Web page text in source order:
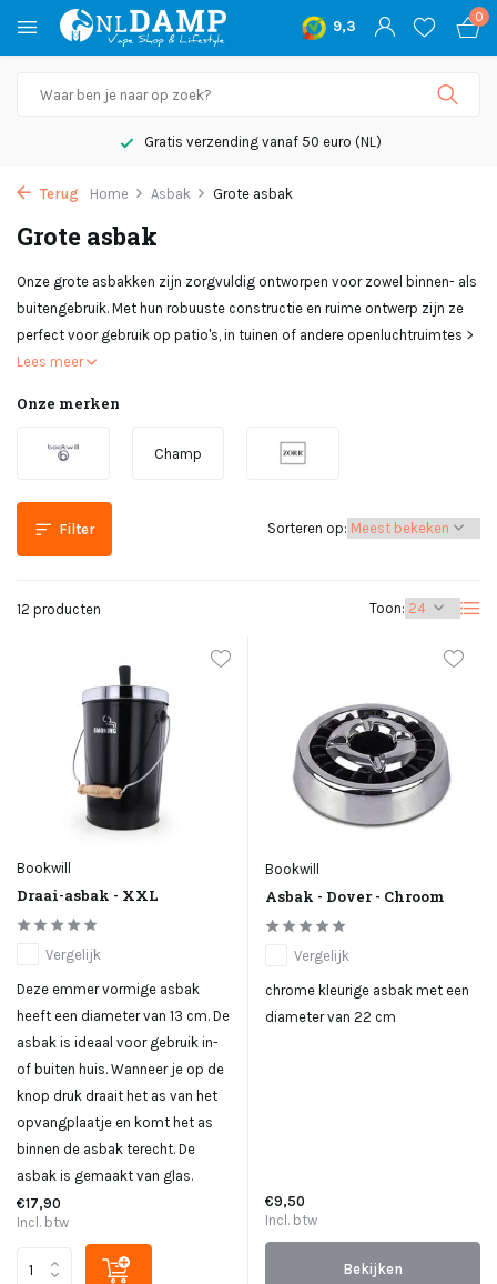
9,3
0
Gratis verzending vanaf 50 euro (NL)
Terug Home Asbak Grote asbak
Grote asbak
Onze grote asbakken zijn zorgvuldig ontworpen voor zowel binnen- als
buitengebruik. Met hun robuuste constructie en ruime ontwerp zijn ze
perfect voor gebruik op patio's, in tuinen of andere openluchtruimtes >
Lees meer
Onze merken
Champ
Filter
12 producten Toon:
Sorteren op:
Bookwill
Draai-asbak - XXL
Vergelijk
Deze emmer vormige asbak
heeft een diameter van 13 cm. De
asbak is ideaal voor gebruik in-
of buiten huis. Wanneer je op de
knop druk draait het as van het
opvangplaatje en komt het as
binnen de asbak terecht. De
asbak is gemaakt van glas.
€17,90
Incl. btw
Bookwill
Asbak - Dover - Chroom
Vergelijk
chrome kleurige asbak met een
diameter van 22 cm
€9,50
Incl. btw
Bekijken